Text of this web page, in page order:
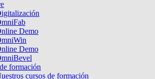
Demo
Demo
formación
cursos de formación